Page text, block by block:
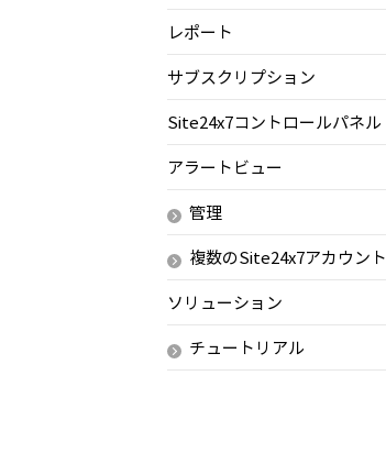
レポート
サブスクリプション
Site24x7コントロールパネル
アラートビュー
管理
複数のSite24x7アカウント
ソリューション
チュートリアル